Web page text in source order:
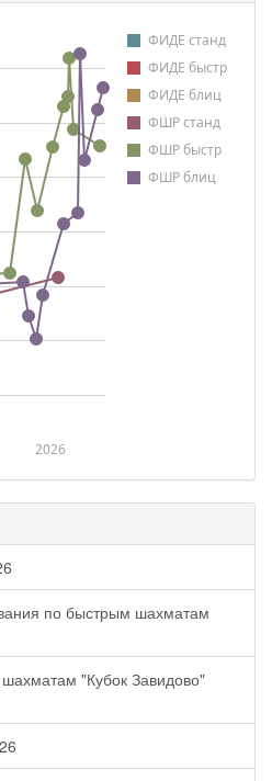
ФИДЕ станд
ФИДЕ быстр
ФИДЕ блиц
ФШР станд
ФШР быстр
ФШР блиц
2026
по быстрым шахматам
"Кубок Завидово"